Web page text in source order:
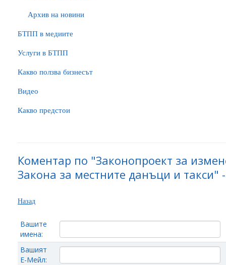
Архив на новини
БTПП в медиите
Услуги в БТПП
Какво ползва бизнесът
Видео
Какво предстои
Коментар по "Законопроект за
Закона за местните данъци и такси"
Назад
Вашите
имена:
Вашият
Е-Мейл: